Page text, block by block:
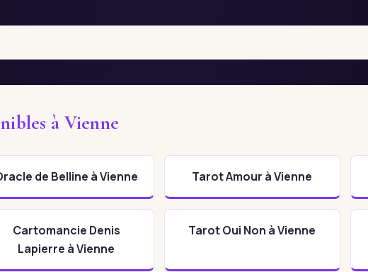
à Vienne
de Belline à Vienne Tarot Amour à Vienne
Cartomancie Denis
Lapierre à Vienne
Tarot Oui Non à Vienne